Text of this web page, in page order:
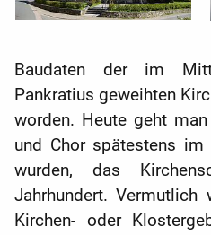
Baudaten der im
Pankratius geweihten
worden. Heute geht
und Chor spätestens im
wurden, das
Jahrhundert. Vermutlich
Kirchen- oder